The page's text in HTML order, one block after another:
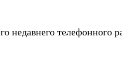
недавнего телефонного